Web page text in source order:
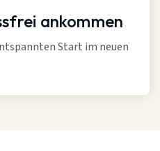
ankommen
Start im neuen